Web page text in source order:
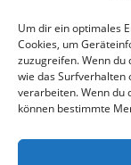
Um dir ein optimales
Cookies, um
zuzugreifen. Wenn du
wie das Surfverhalten
verarbeiten. Wenn du
können bestimmte
Externe